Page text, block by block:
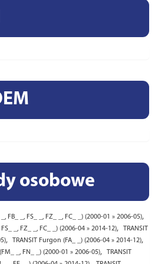
osobowe
FB_ _, FS_ _, FZ_ _, FC_ _) (2000-01 » 2006-05),
_, FZ_ _, FC_ _) (2006-04 » 2014-12),
TRANSIT
, TRANSIT Furgon (FA_ _) (2006-04 » 2014-12),
_, FN_ _) (2000-01 » 2006-05),
TRANSIT